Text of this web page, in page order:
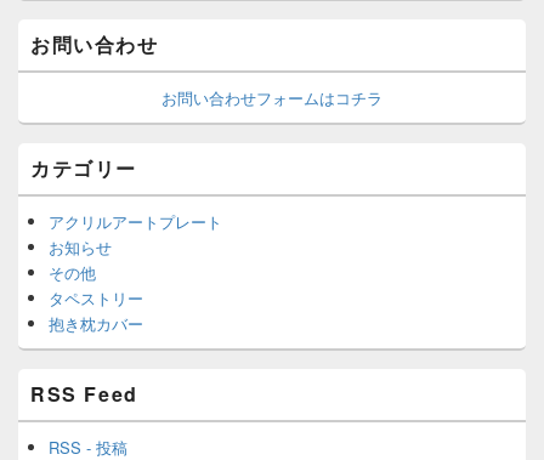
お問い合わせ
お問い合わせフォームはコチラ
カテゴリー
アクリルアートプレート
お知らせ
その他
タペストリー
抱き枕カバー
RSS Feed
RSS - 投稿